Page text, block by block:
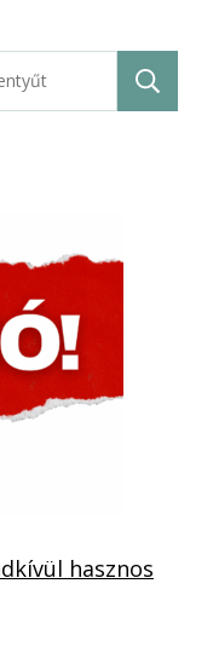
hasznos